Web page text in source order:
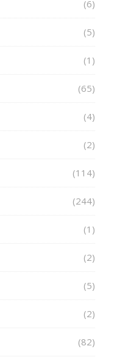
(6)
(5)
(1)
(65)
(4)
(2)
(114)
(244)
(1)
(2)
(5)
(2)
(82)